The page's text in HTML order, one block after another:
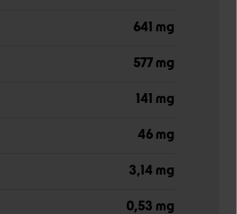
641 mg
577 mg
141 mg
46 mg
3,14 mg
0,53 mg